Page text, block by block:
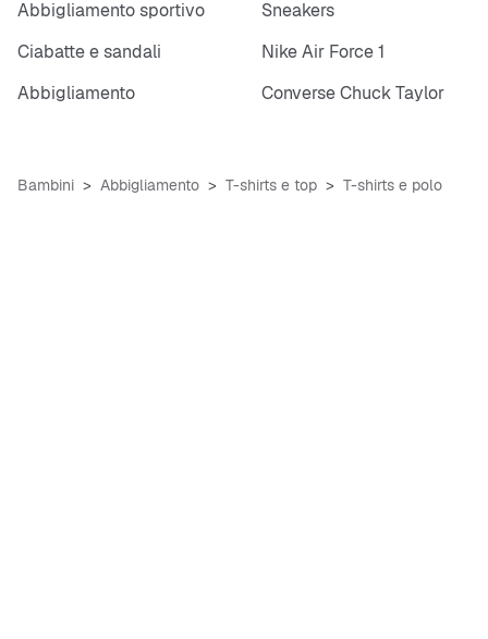
Abbigliamento sportivo
Sneakers
Ciabatte e sandali
Nike Air Force 1
Abbigliamento
Converse Chuck Taylor
Bambini Abbigliamento T-shirts e top T-shirts e polo